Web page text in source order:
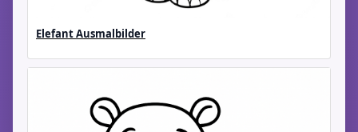
Elefant Ausmalbilder